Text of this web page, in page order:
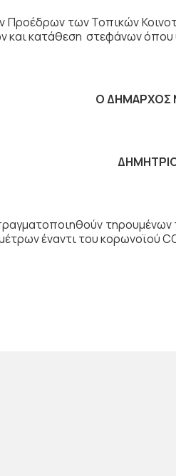
των Τοπικών
και κατάθεση στεφάνων
Ο
έναντι του κορωνοϊού